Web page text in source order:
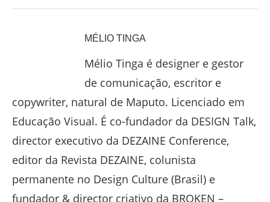
MÉLIO TINGA
Mélio Tinga é designer e gestor
de comunicação, escritor e
copywriter, natural de Maputo. Licenciado em
Educação Visual. É co-fundador da DESIGN Talk,
director executivo da DEZAINE Conference,
editor da Revista DEZAINE, colunista
permanente no Design Culture (Brasil) e
fundador & director criativo da BROKEN –